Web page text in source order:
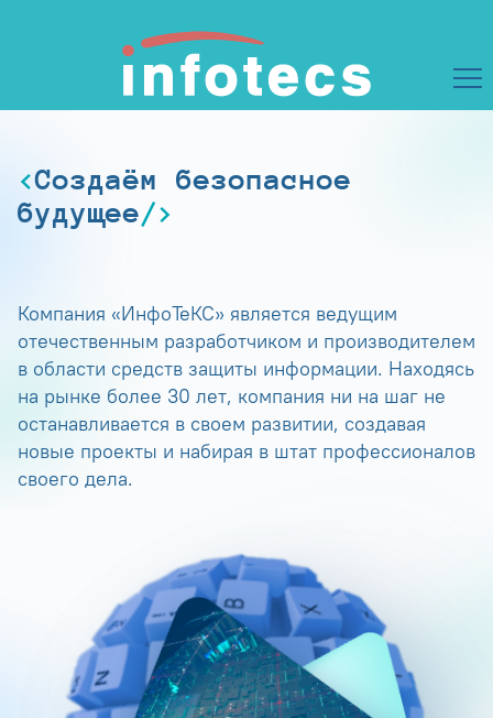
Создаём безопасное
будущее
Компания «ИнфоТеКС» является ведущим
отечественным разработчиком и производителем
в области средств защиты информации. Находясь
на рынке более 30 лет, компания ни на шаг не
останавливается в своем развитии, создавая
новые проекты и набирая в штат профессионалов
своего дела.